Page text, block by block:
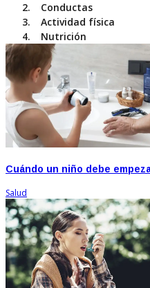
Conductas
Actividad física
Nutrición
Cuándo un niño debe
Salud